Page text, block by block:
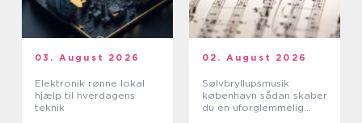
03. August 2026
Elektronik rønne lokal
hjælp til hverdagens
teknik
02. August 2026
Sølvbryllupsmusik
københavn sådan skaber
du en uforglemmelig